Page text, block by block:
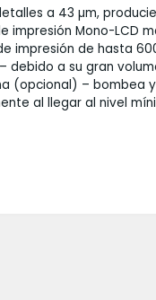
a 43 µm,
impresión Mono-LCD
impresión de hasta
debido a su gran
(opcional) – bombea
al llegar al nivel